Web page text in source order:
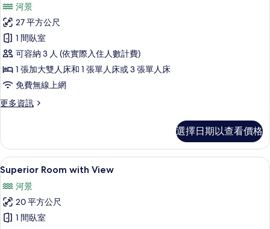
相
片
住
的
詳
情
Triple
Deluxe
Room
with
View
的
所
片
河景
27 平方公尺
1 間臥室
可容納 3 人 (依實際入住人數計費)
1 張加大雙人床和 1 張單人床或 3 張單人床
免費無線上網
更多資訊
更
Room
with
View
詳
情
選擇日期以查看價格
顯
Superior
Room
with
高級寢具、羽絨被、迷你吧、客房內保
10
Superior Room with View
河景
20 平方公尺
1 間臥室